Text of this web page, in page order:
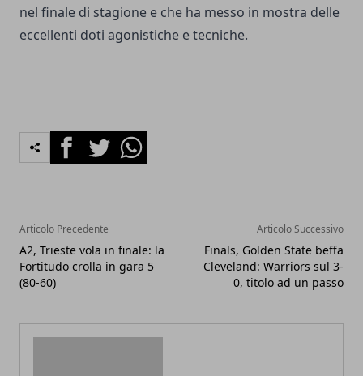
nel finale di stagione e che ha messo in mostra delle
eccellenti doti agonistiche e tecniche.
FacebookTwitterWhatsapp
Articolo Precedente
A2, Trieste vola in finale: la
Fortitudo crolla in gara 5
(80-60)
Articolo Successivo
Finals, Golden State beffa
Cleveland: Warriors sul 3-
0, titolo ad un passo